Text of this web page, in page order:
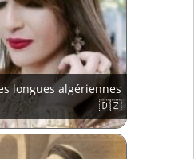
longues algériennes
🇩🇿